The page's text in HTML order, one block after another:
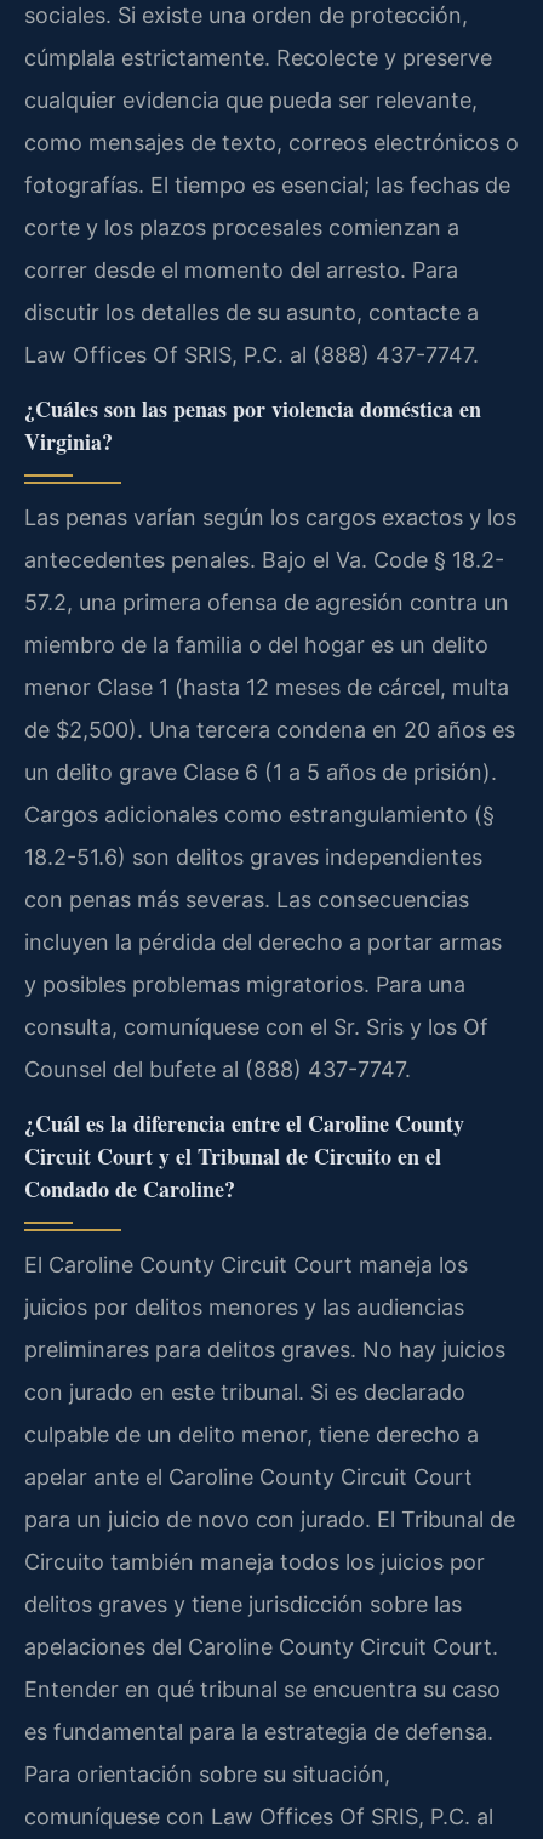
sociales. Si existe una orden de protección,
cúmplala estrictamente. Recolecte y preserve
cualquier evidencia que pueda ser relevante,
como mensajes de texto, correos electrónicos o
fotografías. El tiempo es esencial; las fechas de
corte y los plazos procesales comienzan a
correr desde el momento del arresto. Para
discutir los detalles de su asunto, contacte a
Law Offices Of SRIS, P.C. al (888) 437-7747.
¿Cuáles son las penas por violencia doméstica en
Virginia?
Las penas varían según los cargos exactos y los
antecedentes penales. Bajo el Va. Code § 18.2-
57.2, una primera ofensa de agresión contra un
miembro de la familia o del hogar es un delito
menor Clase 1 (hasta 12 meses de cárcel, multa
de $2,500). Una tercera condena en 20 años es
un delito grave Clase 6 (1 a 5 años de prisión).
Cargos adicionales como estrangulamiento (§
18.2-51.6) son delitos graves independientes
con penas más severas. Las consecuencias
incluyen la pérdida del derecho a portar armas
y posibles problemas migratorios. Para una
consulta, comuníquese con el Sr. Sris y los Of
Counsel del bufete al (888) 437-7747.
¿Cuál es la diferencia entre el Caroline County
Circuit Court y el Tribunal de Circuito en el
Condado de Caroline?
El Caroline County Circuit Court maneja los
juicios por delitos menores y las audiencias
preliminares para delitos graves. No hay juicios
con jurado en este tribunal. Si es declarado
culpable de un delito menor, tiene derecho a
apelar ante el Caroline County Circuit Court
para un juicio de novo con jurado. El Tribunal de
Circuito también maneja todos los juicios por
delitos graves y tiene jurisdicción sobre las
apelaciones del Caroline County Circuit Court.
Entender en qué tribunal se encuentra su caso
es fundamental para la estrategia de defensa.
Para orientación sobre su situación,
comuníquese con Law Offices Of SRIS, P.C. al